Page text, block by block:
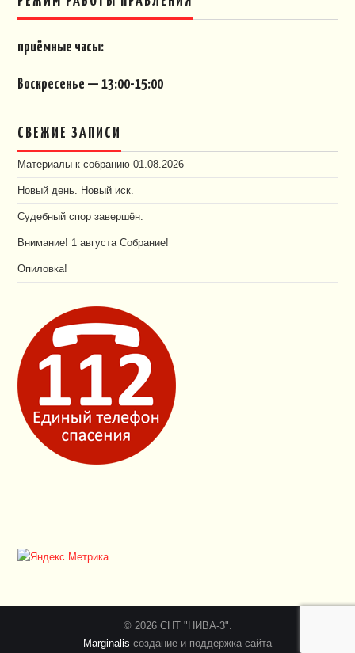
приёмные часы:
Воскресенье — 13:00-15:00
СВЕЖИЕ ЗАПИСИ
Материалы к собранию 01.08.2026
Новый день. Новый иск.
Судебный спор завершён.
Внимание! 1 августа Собрание!
Опиловка!
© 2026 СНТ "НИВА-3".
Marginalis создание и поддержка сайта